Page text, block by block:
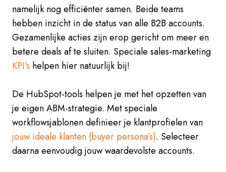
namelijk nog efficiënter samen. Beide teams
hebben inzicht in de status van alle B2B accounts.
Gezamenlijke acties zijn erop gericht om meer en
betere deals af te sluiten. Speciale sales-marketing
KPI’s helpen hier natuurlijk bij!
De HubSpot-tools helpen je met het opzetten van
je eigen ABM-strategie. Met speciale
workflowsjablonen definieer je klantprofielen van
jouw ideale klanten (buyer persona’s). Selecteer
daarna eenvoudig jouw waardevolste accounts.